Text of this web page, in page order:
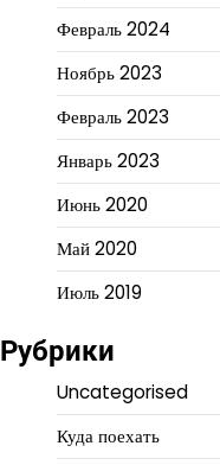
Февраль 2024
Ноябрь 2023
Февраль 2023
Январь 2023
Июнь 2020
Май 2020
Июль 2019
Рубрики
Uncategorised
Куда поехать